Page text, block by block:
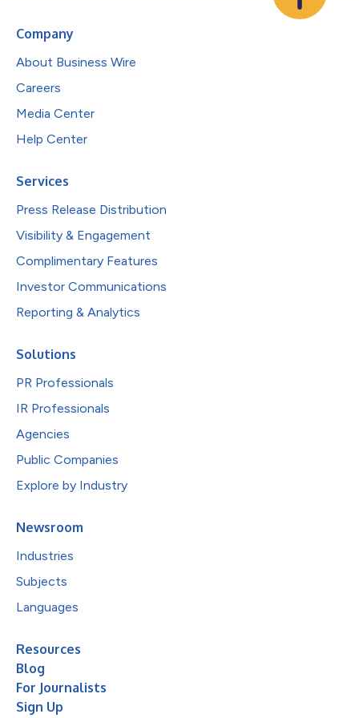
Company
About Business Wire
Careers
Media Center
Help Center
Services
Press Release Distribution
Visibility & Engagement
Complimentary Features
Investor Communications
Reporting & Analytics
Solutions
PR Professionals
IR Professionals
Agencies
Public Companies
Explore by Industry
Newsroom
Industries
Subjects
Languages
Resources
Blog
For Journalists
Sign Up